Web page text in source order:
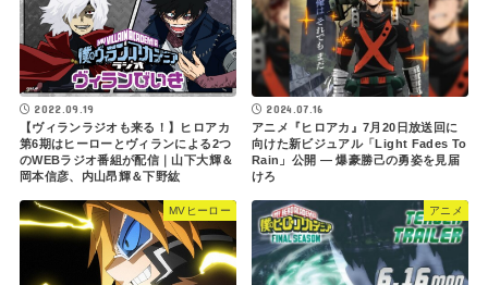
2022.09.19
【ヴィランラジオも来る！】ヒロアカ
第6期はヒーローとヴィランによる2つ
のWEBラジオ番組が配信｜山下大輝＆
岡本信彦、内山昂輝＆下野紘
2024.07.16
アニメ『ヒロアカ』7月20日放送回に
向けた新ビジュアル「Light Fades To
Rain」公開 ― 爆豪勝己の勇姿を見届
けろ
MVヒーロー アニメ